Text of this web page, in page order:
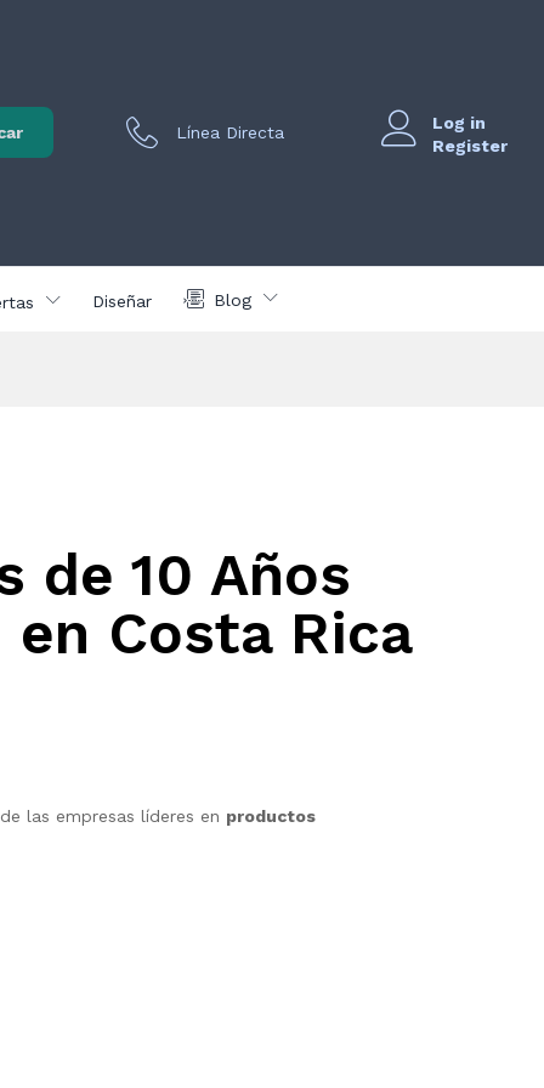
Línea Directa
Log in
Register
Diseñar Blog
de 10 Años
Costa Rica
las empresas líderes en productos